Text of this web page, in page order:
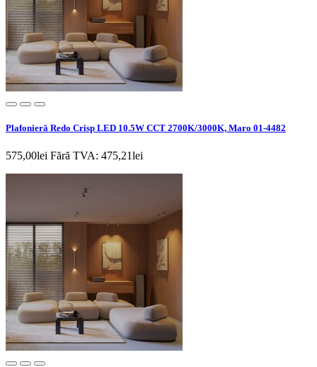
Plafonieră Redo Crisp LED 10.5W CCT 2700K/3000K, Maro 01-4482
575,00lei Fără TVA: 475,21lei